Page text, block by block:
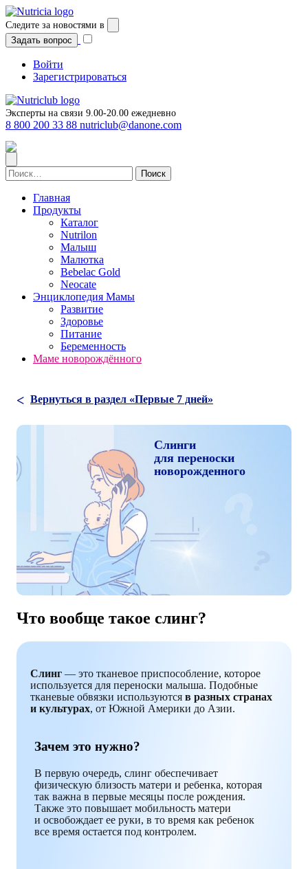
Следите за новостями в
Задать вопрос
Войти
Зарегистрироваться
Эксперты на связи 9.00-20.00 ежедневно
8 800 200 33 88 nutriclub@danone.com
Найти:
Главная
Продукты
Каталог
Nutrilon
Малыш
Малютка
Bebelac Gold
Neocate
Энциклопедия Мамы
Развитие
Здоровье
Питание
Беременность
Маме новорождённого
Вернуться в раздел «Первые 7 дней»
Слинги
для переноски
новорожденного
Что вообще такое слинг?
Слинг — это тканевое приспособление, которое
используется для переноски малыша. Подобные
тканевые обвязки используются в разных странах
и культурах, от Южной Америки до Азии.
Зачем это нужно?
В первую очередь, слинг обеспечивает
физическую близость матери и ребенка, которая
так важна в первые месяцы после рождения.
Также это повышает мобильность матери
и освобождает ее руки, в то время как ребенок
все время остается под контролем.